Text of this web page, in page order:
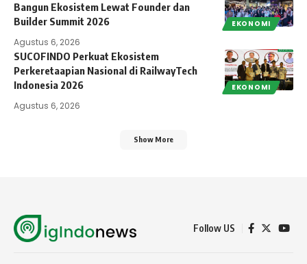
EKONOMI
Bangun Ekosistem Lewat Founder dan
Builder Summit 2026
Agustus 6, 2026
EKONOMI
SUCOFINDO Perkuat Ekosistem
Perkeretaapian Nasional di RailwayTech
Indonesia 2026
Agustus 6, 2026
Show More
Follow US